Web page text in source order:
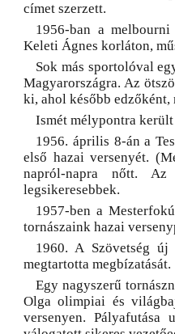
címet szerzett.
1956-ban a
Keleti Ágnes korláton,
Sok más sportolóval
Magyarországra. Az
ki, ahol később
Ismét mélypontra
1956. április 8-án a
első hazai versenyét.
napról-napra nőtt.
legsikeresebbek.
1957-ben a
tornászaink hazai
1960. A Szövetség
megtartotta megbízatását.
Egy nagyszerű
Olga olimpiai és
versenyen.